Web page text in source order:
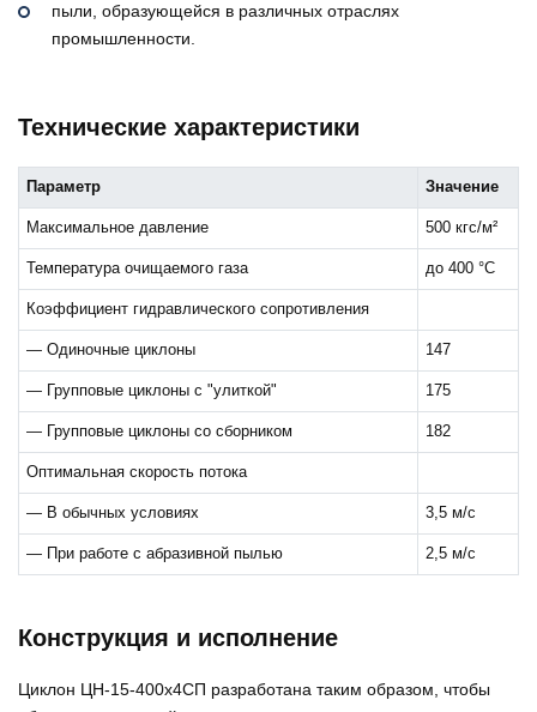
пыли, образующейся в различных отраслях
промышленности.
Технические характеристики
Параметр Значение
Максимальное давление 500 кгс/м²
Температура очищаемого газа до 400 °C
Коэффициент гидравлического сопротивления
— Одиночные циклоны 147
— Групповые циклоны с "улиткой" 175
— Групповые циклоны со сборником 182
Оптимальная скорость потока
— В обычных условиях 3,5 м/с
— При работе с абразивной пылью 2,5 м/с
Конструкция и исполнение
Циклон ЦН-15-400х4СП разработана таким образом, чтобы